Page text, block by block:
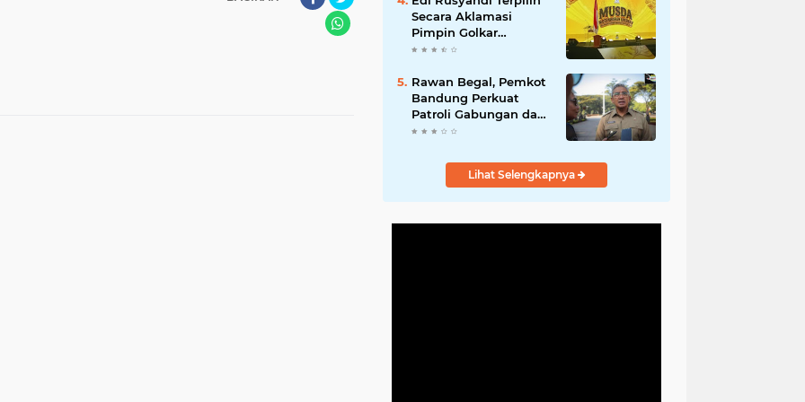
Hadirkan Program
Nyata untuk
Masyarakat
Secara Aklamasi
Pimpin Golkar
Bandung Barat,
Kepemimpinan
Harmonis "Turun
Ranjang"
Rawan Begal, Pemkot
Bandung Perkuat
Patroli Gabungan dan
Pengawasan Digital
Lihat Selengkapnya